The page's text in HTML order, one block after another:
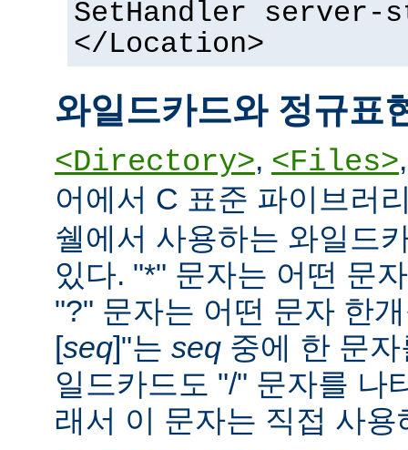
SetHandler server-
</Location>
와일드카드와 정규표
<Directory>, <Files>
어에서 C 표준 파이브러
쉘에서 사용하는 와일드
있다. "*" 문자는 어떤 문
"?" 문자는 어떤 문자 한
[seq]"는 seq 중에 한 문
일드카드도 "/" 문자를 나
래서 이 문자는 직접 사용